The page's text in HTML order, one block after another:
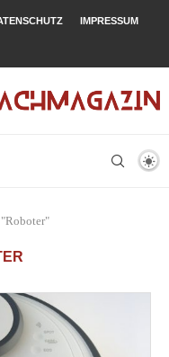
IMPRESSUM